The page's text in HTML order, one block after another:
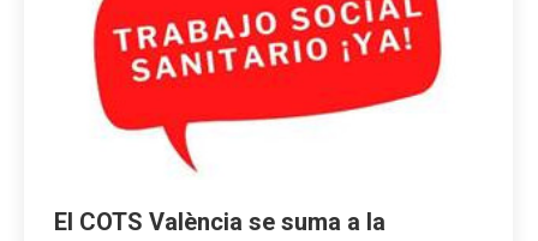
El COTS València se suma a la